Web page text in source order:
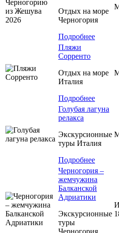
Отдых на море
Черногория
Подробнее
Пляжи
Сорренто
Отдых на море
Италия
Подробнее
Голубая лагуна
релакса
Экскурсионные
туры Италия
Подробнее
Черногория –
жемчужина
Балканской
Адриатики
Экскурсионные
туры
Черногория